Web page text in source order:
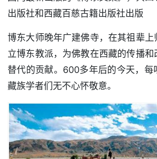
出版社和西藏百慈古籍出版社出版
博东大师晚年广建佛寺，在其祖辈上
立博东教派，为佛教在西藏的传播和
替代的贡献。600多年后的今天，每
藏族学者们无不心怀敬意。